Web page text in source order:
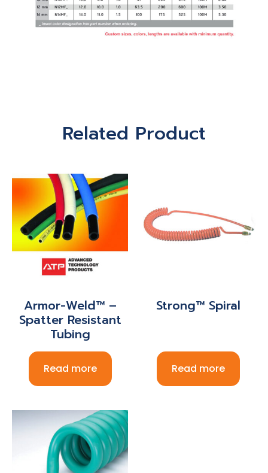
Related Product
Armor-Weld™ –
Spatter Resistant
Tubing
Read more
Strong™ Spiral
Read more